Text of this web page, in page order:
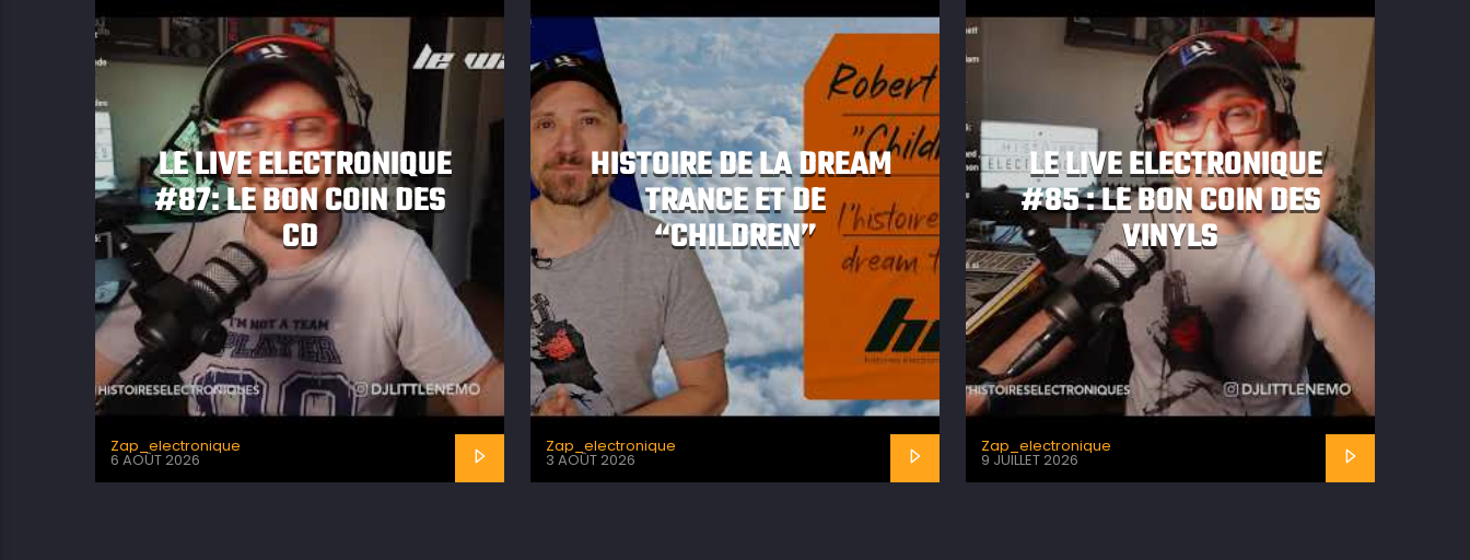
LE LIVE ELECTRONIQUE
#87: LE BON COIN DES
CD
Zap_electronique
6 AOÛT 2026
HISTOIRE DE LA DREAM
TRANCE ET DE
“CHILDREN”
Zap_electronique
3 AOÛT 2026
LE LIVE ELECTRONIQUE
#85 : LE BON COIN DES
VINYLS
Zap_electronique
9 JUILLET 2026